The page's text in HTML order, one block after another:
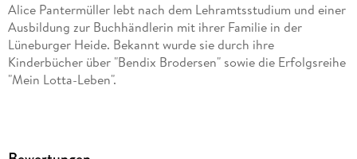
Alice Pantermüller lebt nach dem Lehramtsstudium und einer
Ausbildung zur Buchhändlerin mit ihrer Familie in der
Lüneburger Heide. Bekannt wurde sie durch ihre
Kinderbücher über "Bendix Brodersen" sowie die Erfolgsreihe
"Mein Lotta-Leben".